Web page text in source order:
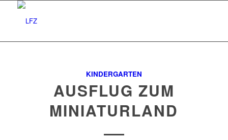
KINDERGARTEN
AUSFLUG ZUM
MINIATURLAND